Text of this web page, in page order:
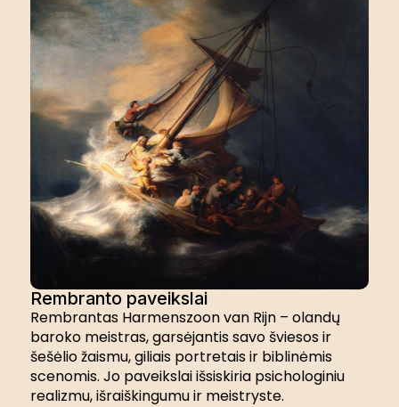
Rembranto paveikslai
Rembrantas Harmenszoon van Rijn – olandų
baroko meistras, garsėjantis savo šviesos ir
šešėlio žaismu, giliais portretais ir biblinėmis
scenomis. Jo paveikslai išsiskiria psichologiniu
realizmu, išraiškingumu ir meistryste.